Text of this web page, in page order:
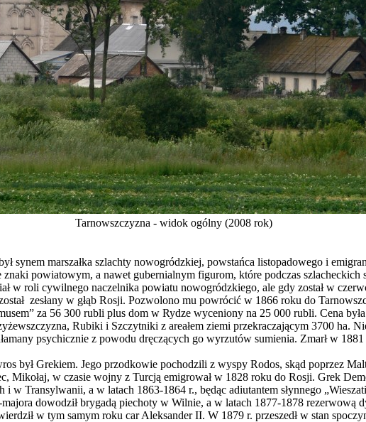
Tarnowszczyzna - widok ogólny (2008 rok)
synem marszałka szlachty nowogródzkiej, powstańca listopadowego i
znaki powiatowym, a nawet gubernialnym figurom, które podczas
w roli cywilnego naczelnika powiatu nowogródzkiego, ale gdy został w
zesłany w głąb Rosji. Pozwolono mu powrócić w 1866 roku do
za 56 300 rubli plus dom w Rydze wyceniony na 25 000 rubli. Cena
Rubiki i Szczytniki z areałem ziemi przekraczającym 3700 ha.
psychicznie z powodu dręczących go wyrzutów sumienia. Zmarł w
był Grekiem. Jego przodkowie pochodzili z wyspy Rodos, skąd poprzez
Mikołaj, w czasie wojny z Turcją emigrował w 1828 roku do Rosji. Grek
i w Transylwanii, a w latach 1863-1864 r., będąc adiutantem słynnego
dowodził brygadą piechoty w Wilnie, a w latach 1877-1878
w tym samym roku car Aleksander II. W 1879 r. przeszedł w stan